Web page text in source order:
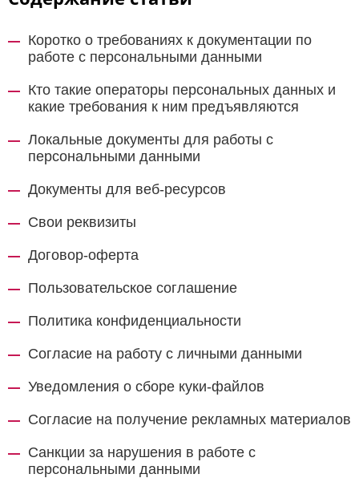
Коротко о требованиях к документации по
работе с персональными данными
Кто такие операторы персональных данных и
какие требования к ним предъявляются
Локальные документы для работы с
персональными данными
Документы для веб-ресурсов
Свои реквизиты
Договор-оферта
Пользовательское соглашение
Политика конфиденциальности
Согласие на работу с личными данными
Уведомления о сборе куки-файлов
Согласие на получение рекламных материалов
Санкции за нарушения в работе с
персональными данными